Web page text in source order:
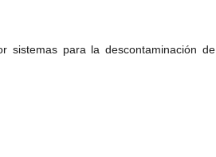
sistemas para la descontaminación de